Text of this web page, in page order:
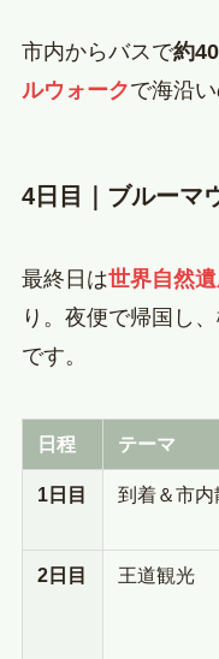
市内からバスで約
ルウォークで海沿
4日目｜ブルーマ
最終日は世界自然
り。夜便で帰国し
です。
日程 テーマ
1日目 到着＆市内
2日目 王道観光